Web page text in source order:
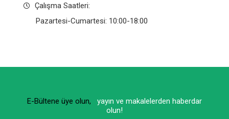
Çalışma Saatleri:
Pazartesi-Cumartesi: 10:00-18:00
E-Bültene üye olun, yayın ve makalelerden haberdar
olun!